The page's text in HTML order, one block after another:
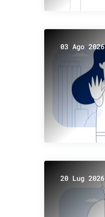
03 Ago 2026
20 Lug 2026